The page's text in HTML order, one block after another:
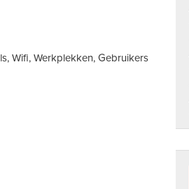
Wifi, Werkplekken, Gebruikers